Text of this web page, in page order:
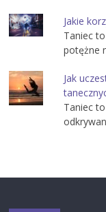
Jakie
Taniec
potężne
Jak
Taniec